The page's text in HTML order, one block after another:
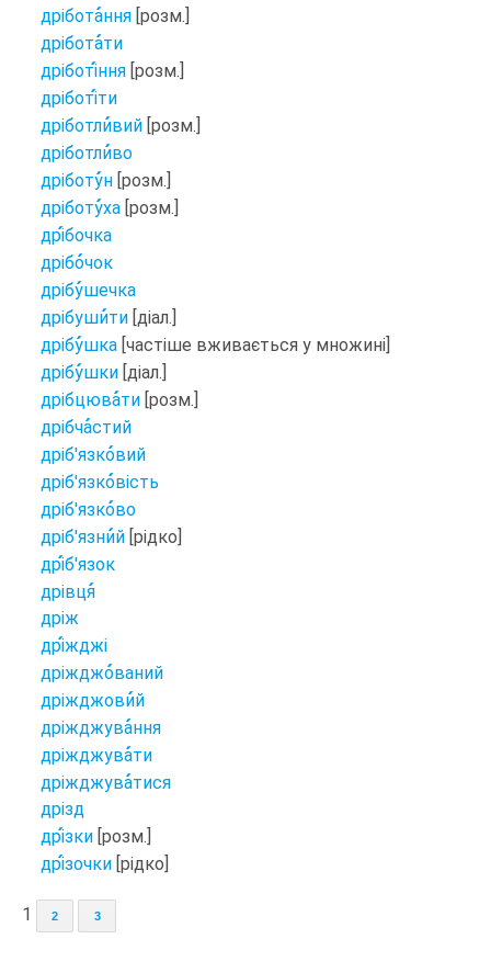
дріботання [розм.]
дріботати
дріботіння [розм.]
дріботіти
дріботливий [розм.]
дріботливо
дріботун [розм.]
дріботуха [розм.]
дрібочка
дрібочок
дрібушечка
дрібушити [діал.]
дрібушка [частіше вживається у множині]
дрібушки [діал.]
дрібцювати [розм.]
дрібчастий
дріб'язковий
дріб'язковість
дріб'язково
дріб'язний [рідко]
дріб'язок
дрівця
дріж
дріжджі
дріжджований
дріжджовий
дріжджування
дріжджувати
дріжджуватися
дрізд
дрізки [розм.]
дрізочки [рідко]
1 2 3